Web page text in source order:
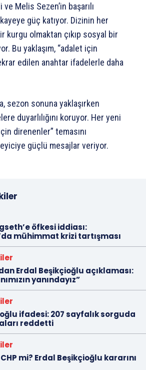
Melis Sezen’in başarılı
güç katıyor. Dizinin her
kurgu olmaktan çıkıp sosyal bir
Bu yaklaşım, “adalet için
edilen anahtar ifadelerle daha
sezon sonuna yaklaşırken
duyarlılığını koruyor. Her yeni
direnenler” temasını
güçlü mesajlar veriyor.
öfkesi iddiası:
mühimmat krizi tartışması
Erdal Beşikçioğlu açıklaması:
yanındayız”
ifadesi: 207 sayfalık sorguda
reddetti
mi? Erdal Beşikçioğlu kararını